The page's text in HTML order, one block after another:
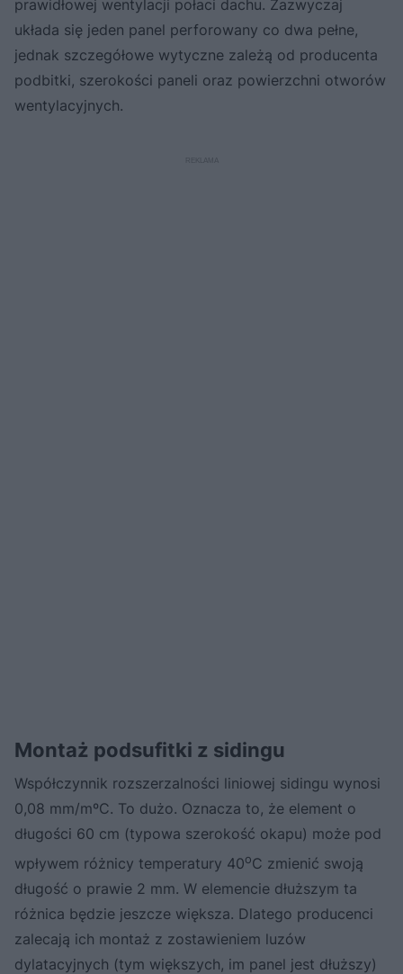
prawidłowej wentylacji połaci dachu. Zazwyczaj
układa się jeden panel perforowany co dwa pełne,
jednak szczegółowe wytyczne zależą od producenta
podbitki, szerokości paneli oraz powierzchni otworów
wentylacyjnych.
Montaż podsufitki z sidingu
Współczynnik rozszerzalności liniowej sidingu wynosi
0,08 mm/mºC. To dużo. Oznacza to, że element o
długości 60 cm (typowa szerokość okapu) może pod
wpływem różnicy temperatury 40oC zmienić swoją
długość o prawie 2 mm. W elemencie dłuższym ta
różnica będzie jeszcze większa. Dlatego producenci
zalecają ich montaż z zostawieniem luzów
dylatacyjnych (tym większych, im panel jest dłuższy)